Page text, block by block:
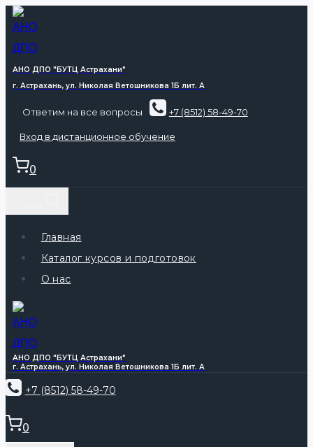
АНО ДПО "БУТЦ Астрахани"
г. Астрахань, ул. Николая Ветошникова 1Б лит. А
Ответим на все вопросы +7 (8512) 58-49-70
Вход в дистанционное обучение
0
Главная
Каталог курсов и подготовок
О нас
АНО ДПО "БУТЦ Астрахани"
г. Астрахань, ул. Николая Ветошникова 1Б лит. А
+7 (8512) 58-49-70
0